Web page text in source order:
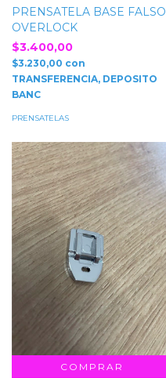
PRENSATELA BASE FALSO
OVERLOCK
$3.400,00
$3.230,00 con
TRANSFERENCIA, DEPOSITO
BANC
PRENSATELAS